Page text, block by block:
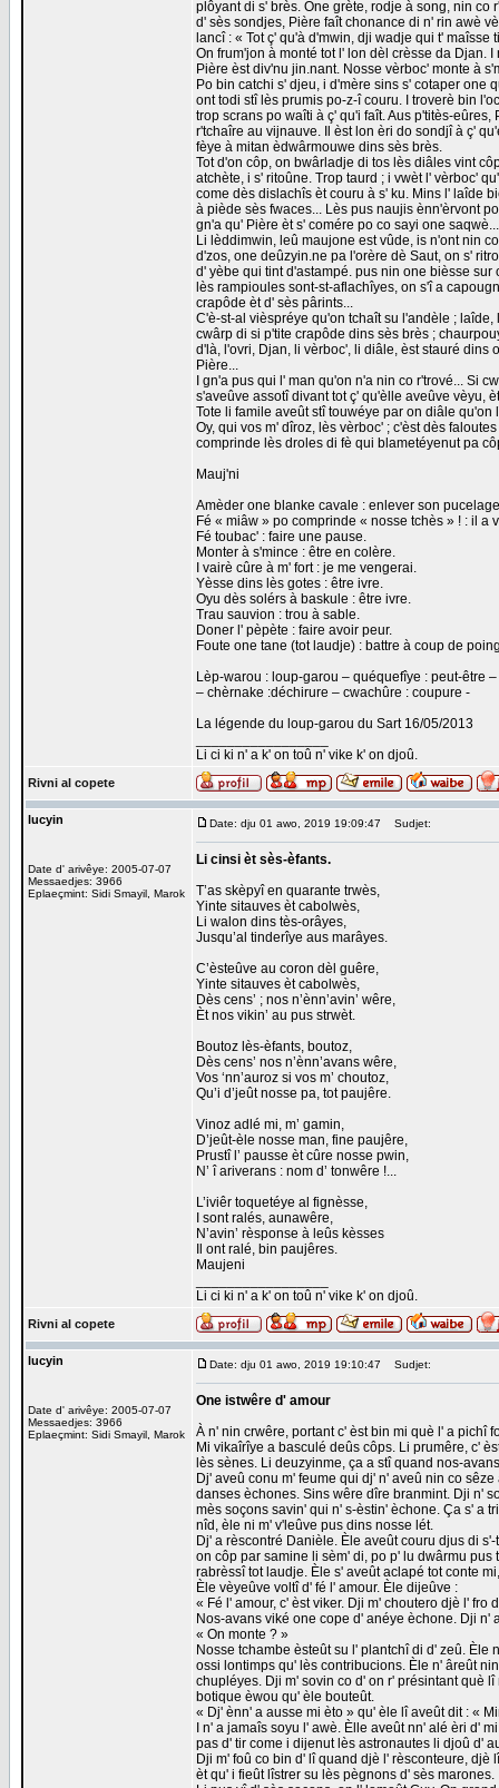
plôyant di s' brès. One grète, rodje à song, nin
d' sès sondjes, Pière faît chonance di n' rin awè
lancî : « Tot ç' qu'à d'mwin, dji wadje qui t' maîsse
On frum'jon à monté tot l' lon dèl crèsse da Djan.
Pière èst div'nu jin.nant. Nosse vèrboc' monte à
Po bin catchi s' djeu, i d'mère sins s' cotaper one
ont todi stî lès prumis po-z-î couru. I troverè bin
trop scrans po waîti à ç' qu'i faît. Aus p'titès-
r'tchaîre au vijnauve. Il èst lon èri do sondjî à ç'
fèye à mitan èdwârmouwe dins sès brès.
Tot d'on côp, on bwârladje di tos lès diâles vint
atchète, i s' ritoûne. Trop taurd ; i vwèt l' vèrboc'
come dès dislachîs èt couru à s' ku. Mins l' laîde
à piède sès fwaces... Lès pus naujis ènn'èrvont
gn'a qu' Pière èt s' comére po co sayi one saqwè...
Li lèddimwin, leû maujone est vûde, is n'ont nin
d'zos, one deûzyin.ne pa l'orère dè Saut, on s'
d' yèbe qui tint d'astampé. pus nin one bièsse
lès rampioules sont-st-aflachîyes, on s'î a
crapôde èt d' sès pârints...
C'è-st-al vièspréye qu'on tchaît su l'andèle ;
cwârp di si p'tite crapôde dins sès brès ;
d'là, l'ovri, Djan, li vèrboc', li diâle, èst stauré dins
Pière...
I gn'a pus qui l' man qu'on n'a nin co r'trové... Si
s'aveûve assotî divant tot ç' qu'èlle aveûve vèyu,
Tote li famile aveût stî touwéye par on diâle
Oy, qui vos m' dîroz, lès vèrboc' ; c'èst dès
comprinde lès droles di fè qui blametéyenut pa
Mauj'ni
Amèder one blanke cavale : enlever son
Fé « miâw » po comprinde « nosse tchès » ! : il a
Fé toubac' : faire une pause.
Monter à s'mince : être en colère.
I vairè cûre à m' fort : je me vengerai.
Yèsse dins lès gotes : être ivre.
Oyu dès solérs à baskule : être ivre.
Trau sauvion : trou à sable.
Doner l' pèpète : faire avoir peur.
Foute one tane (tot laudje) : battre à coup de
Lèp-warou : loup-garou – quéquefîye : peut-être
– chèrnake :déchirure – cwachûre : coupure -
La légende du loup-garou du Sart 16/05/2013
Li ci ki n' a k' on toû n' vike k' on djoû.
Rivni al copete
lucyin
Date d' arivêye: 2005-07-07
Messaedjes: 3966
Eplaeçmint: Sidi Smayil, Marok
Date: dju 01 awo, 2019 19:09:47 Sudjet:
Li cinsi èt sès-èfants.
T’as skèpyî en quarante trwès,
Yinte sitauves èt cabolwès,
Li walon dins tès-orâyes,
Jusqu’al tinderîye aus marâyes.
C’èsteûve au coron dèl guêre,
Yinte sitauves èt cabolwès,
Dès cens’ ; nos n’ènn’avin’ wêre,
Èt nos vikin’ au pus strwèt.
Boutoz lès-èfants, boutoz,
Dès cens’ nos n’ènn’avans wêre,
Vos ‘nn’auroz si vos m’ choutoz,
Qu’i d’jeût nosse pa, tot paujêre.
Vinoz adlé mi, m’ gamin,
D’jeût-èle nosse man, fine paujêre,
Prustî l’ pausse èt cûre nosse pwin,
N’ î ariverans : nom d’ tonwêre !...
L’iviêr toquetéye al fignèsse,
I sont ralés, aunawêre,
N’avin’ rèsponse à leûs kèsses
Il ont ralé, bin paujêres.
Maujeni
Li ci ki n' a k' on toû n' vike k' on djoû.
Rivni al copete
lucyin
Date d' arivêye: 2005-07-07
Messaedjes: 3966
Eplaeçmint: Sidi Smayil, Marok
Date: dju 01 awo, 2019 19:10:47 Sudjet:
One istwêre d' amour
À n' nin crwêre, portant c' èst bin mi què l' a pichî
Mi vikaîrîye a basculé deûs côps. Li prumêre, c'
lès sènes. Li deuzyinme, ça a stî quand nos-
Dj' aveû conu m' feume qui dj' n' aveû nin co
danses èchones. Sins wêre dîre branmint. Dji n'
mès soçons savin' qui n' s-èstin' èchone. Ça s' a
nîd, èle ni m' v'leûve pus dins nosse lét.
Dj' a rèscontré Danièle. Èle aveût couru djus di
on côp par samine li sèm' di, po p' lu dwârmu
rabrèssî tot laudje. Èle s' aveût aclapé tot conte
Èle vèyeûve voltî d' fé l' amour. Èle dijeûve :
« Fé l' amour, c' èst viker. Dji m' choutero djè l'
Nos-avans viké one cope d' anéye èchone. Dji
« On monte ? »
Nosse tchambe èsteût su l' plantchî di d' zeû.
ossi lontimps qu' lès contribucions. Èle n' âreût
chupléyes. Dji m' sovin co d' on r' présintant què
botique èwou qu' èle bouteût.
« Dj' ènn' a ausse mi èto » qu' èle lî aveût dit : «
I n' a jamaîs soyu l' awè. Èlle aveût nn' alé èri d'
pas d' tir come i dijenut lès astronautes li djoû d'
Dji m' foû co bin d' lî quand djè l' rèsconteure,
èt qu' i fieût lîstrer su lès pègnons d' sès marones.